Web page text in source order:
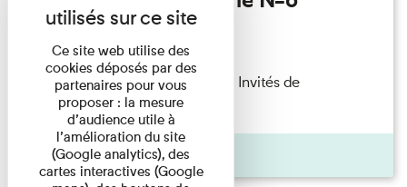
Lecture
Fanny Taillandier – Foudres Les Invités de
l’Imprimerie n°6 Lecture ...
Pages
Ce site web utilise des
cookies déposés par des
partenaires pour vous
proposer : la mesure
d’audience utile à
l’amélioration du site
(Google analytics), des
cartes interactives (Google